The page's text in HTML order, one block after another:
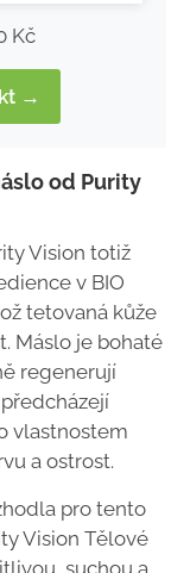
Kč
→
od Purity
Vision totiž
v BIO
tetovaná kůže
Máslo je bohaté
regenerují
vlastnostem
a ostrost.
pro tento
Vision Tělové
suchou a